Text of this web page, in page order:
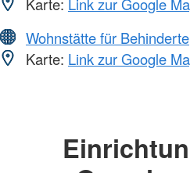
Wohnstätte für Behinderte
Karte: Link zur Google